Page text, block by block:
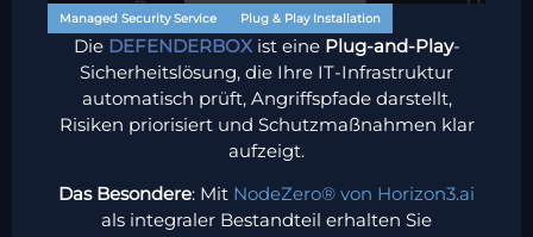
Managed Security Service Plug & Play Installation
Die DEFENDERBOXist eine Plug-and-Play-
Sicherheitslösung, die Ihre IT-Infrastruktur
automatisch prüft, Angriffspfade darstellt,
Risiken priorisiert und Schutzmaßnahmen klar
aufzeigt.
Das Besondere: Mit NodeZero® von Horizon3.ai
als integraler Bestandteil erhalten Sie